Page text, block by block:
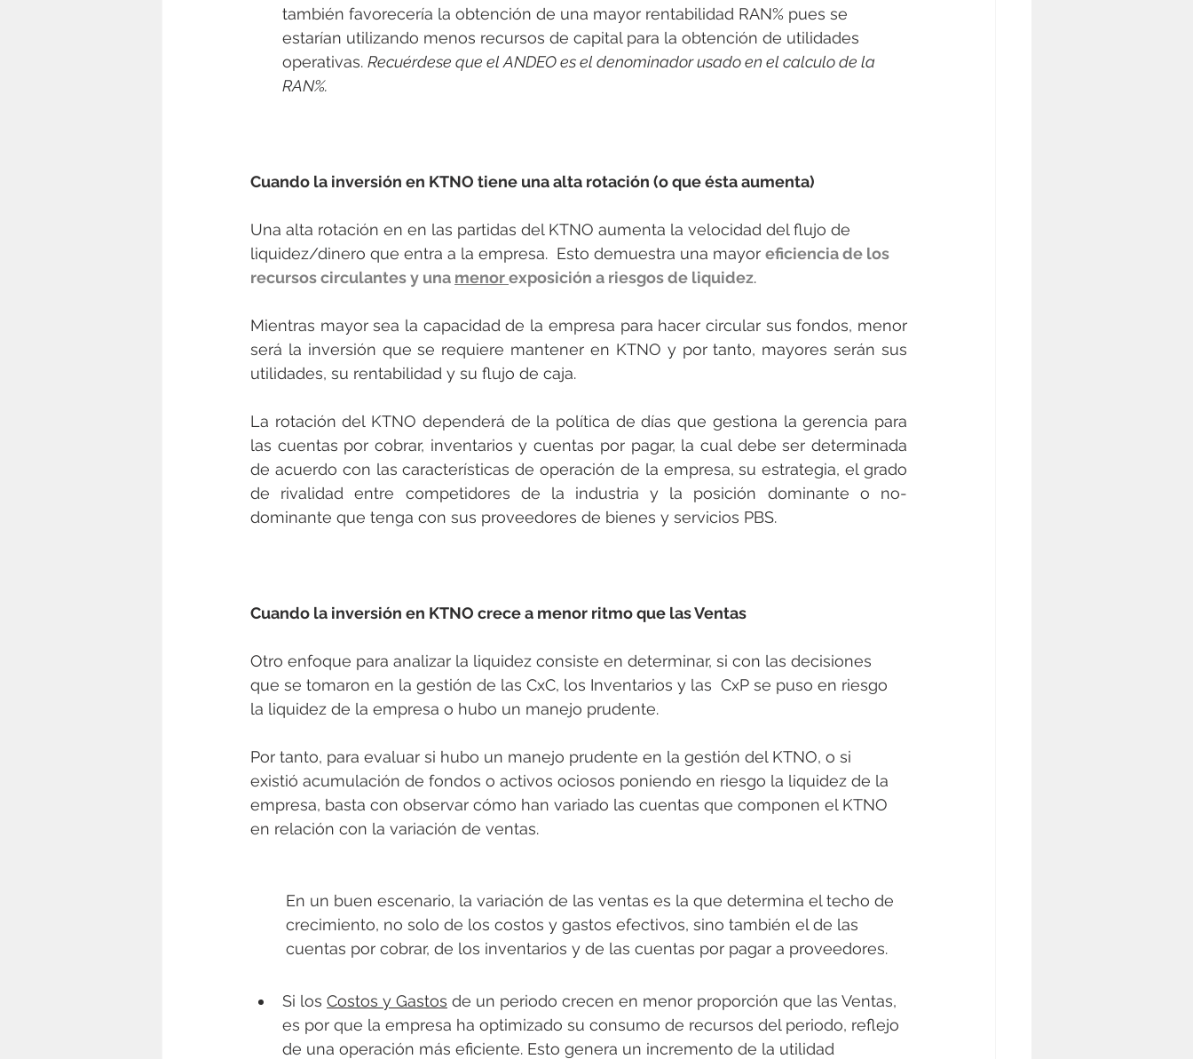
también favorecería la obtención de una mayor rentabilidad RAN% pues se
estarían utilizando menos recursos de capital para la obtención de utilidades
operativas. Recuérdese que el ANDEO es el denominador usado en el calculo de la
RAN%.
Cuando la inversión en KTNO tiene una alta rotación (o que ésta aumenta)
Una alta rotación en en las partidas del KTNO aumenta la velocidad del flujo de
liquidez/dinero que entra a la empresa.  Esto demuestra una mayor eficiencia de los
recursos circulantes y una menor exposición a riesgos de liquidez.
Mientras mayor sea la capacidad de la empresa para hacer circular sus fondos, menor
será la inversión que se requiere mantener en KTNO y por tanto, mayores serán sus
utilidades, su rentabilidad y su flujo de caja.
La rotación del KTNO dependerá de la política de días que gestiona la gerencia para
las cuentas por cobrar, inventarios y cuentas por pagar, la cual debe ser determinada
de acuerdo con las características de operación de la empresa, su estrategia, el grado
de rivalidad entre competidores de la industria y la posición dominante o no-
dominante que tenga con sus proveedores de bienes y servicios PBS.
Cuando la inversión en KTNO crece a menor ritmo que las Ventas
Otro enfoque para analizar la liquidez consiste en determinar, si con las decisiones
que se tomaron en la gestión de las CxC, los Inventarios y las  CxP se puso en riesgo
la liquidez de la empresa o hubo un manejo prudente.
Por tanto, para evaluar si hubo un manejo prudente en la gestión del KTNO, o si
existió acumulación de fondos o activos ociosos poniendo en riesgo la liquidez de la
empresa, basta con observar cómo han variado las cuentas que componen el KTNO
en relación con la variación de ventas.
En un buen escenario, la variación de las ventas es la que determina el techo de
crecimiento, no solo de los costos y gastos efectivos, sino también el de las
cuentas por cobrar, de los inventarios y de las cuentas por pagar a proveedores.
Si los Costos y Gastos de un periodo crecen en menor proporción que las Ventas,
es por que la empresa ha optimizado su consumo de recursos del periodo, reflejo
de una operación más eficiente. Esto genera un incremento de la utilidad